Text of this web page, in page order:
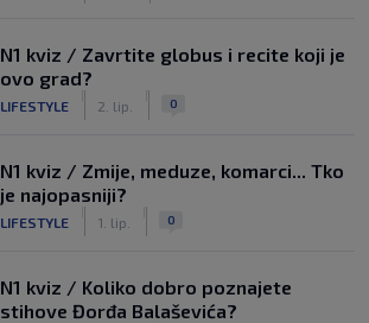
N1 kviz / Zavrtite globus i recite koji je
ovo grad?
LIFESTYLE 2. lip. 0
N1 kviz / Zmije, meduze, komarci... Tko
je najopasniji?
LIFESTYLE 1. lip. 0
N1 kviz / Koliko dobro poznajete
stihove Đorđa Balaševića?